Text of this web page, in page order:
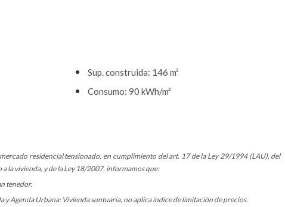
Sup. construida: 146 m²
Consumo: 90 kWh/m²
residencial tensionado, en cumplimiento del art. 17 de la Ley 29/1994 (LAU), del
la vivienda, y de la Ley 18/2007, informamos que:
tenedor.
Agenda Urbana: Vivienda suntuaria, no aplica índice de limitación de precios.